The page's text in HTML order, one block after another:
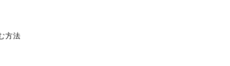
方法